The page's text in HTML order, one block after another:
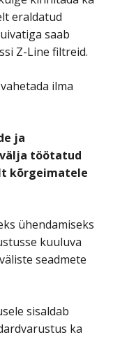
eraldatud
saab
Z-Line filtreid.
ilma
ja
töötatud
kõrgeimatele
ühendamiseks
kuuluva
seadmete
sisaldab
ka